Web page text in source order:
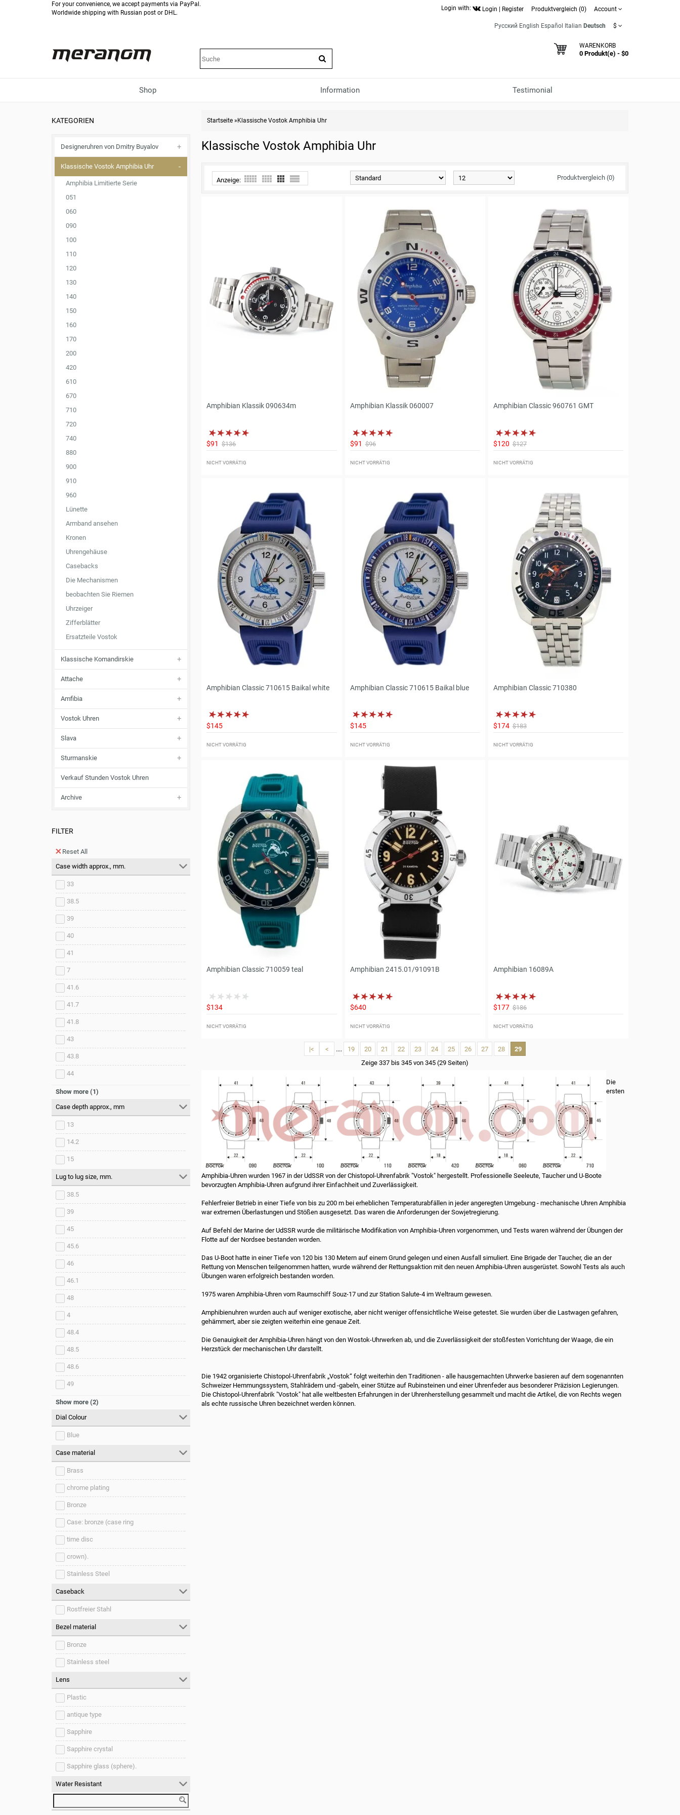
For your convenience, we accept payments via PayPal.
Worldwide shipping with Russian post or DHL.
Login with: Login Register Produktvergleich (0) Account
Русский English Español Italian Deutsch $
WARENKORB
0 Produkt(e) - $0
Shop Information Testimonial
KATEGORIEN
Designeruhren von Dmitry Buyalov
Klassische Vostok Amphibia Uhr
Amphibia Limitierte Serie
051
060
090
100
110
120
130
140
150
160
170
200
420
610
670
710
720
740
880
900
910
960
Lünette
Armband ansehen
Kronen
Uhrengehäuse
Casebacks
Die Mechanismen
beobachten Sie Riemen
Uhrzeiger
Zifferblätter
Ersatzteile Vostok
Klassische Komandirskie
Attache
Amfibia
Vostok Uhren
Slava
Sturmanskie
Verkauf Stunden Vostok Uhren
Archive
FILTER
Reset All
Case width approx., mm.
33
38.5
39
40
41
7
41.6
41.7
41.8
43
43.8
44
44.4
Show more (1)
Case depth approx., mm
13
14.2
15
Lug to lug size, mm.
38.5
39
45
45.6
46
46.1
48
4
48.4
48.5
48.6
49
49.3
50
Show more (2)
Dial Colour
Blue
Case material
Brass
chrome plating
Bronze
Case: bronze (case ring
time disc
crown).
Stainless Steel
Caseback
Rostfreier Stahl
Bezel material
Bronze
Stainless steel
Lens
Plastic
antique type
Sapphire
Sapphire crystal
Sapphire glass (sphere).
Water Resistant
Startseite » Klassische Vostok Amphibia Uhr
Klassische Vostok Amphibia Uhr
Anzeige: Produktvergleich (0)
Amphibian Klassik 090634m
$91 $136
NICHT VORRÄTIG
Amphibian Klassik 060007
$91 $96
NICHT VORRÄTIG
Amphibian Classic 960761 GMT
$120 $127
NICHT VORRÄTIG
Amphibian Classic 710615 Baikal white
$145
NICHT VORRÄTIG
Amphibian Classic 710615 Baikal blue
$145
NICHT VORRÄTIG
Amphibian Classic 710380
$174 $183
NICHT VORRÄTIG
Amphibian Classic 710059 teal
$134
NICHT VORRÄTIG
Amphibian 2415.01/91091B
$640
NICHT VORRÄTIG
Amphibian 16089A
$177 $186
NICHT VORRÄTIG
|< < .... 19 20 21 22 23 24 25 26 27 28
29
Zeige 337 bis 345 von 345 (29 Seiten)
Die
ersten
Amphibia-Uhren wurden 1967 in der UdSSR von der Chistopol-Uhrenfabrik "Vostok" hergestellt. Professionelle Seeleute, Taucher und U-Boote
bevorzugten Amphibia-Uhren aufgrund ihrer Einfachheit und Zuverlässigkeit.
Fehlerfreier Betrieb in einer Tiefe von bis zu 200 m bei erheblichen Temperaturabfällen in jeder angeregten Umgebung - mechanische Uhren Amphibia
war extremen Überlastungen und Stößen ausgesetzt. Das waren die Anforderungen der Sowjetregierung.
Auf Befehl der Marine der UdSSR wurde die militärische Modifikation von Amphibia-Uhren vorgenommen, und Tests waren während der Übungen der
Flotte auf der Nordsee bestanden worden.
Das U-Boot hatte in einer Tiefe von 120 bis 130 Metern auf einem Grund gelegen und einen Ausfall simuliert. Eine Brigade der Taucher, die an der
Rettung von Menschen teilgenommen hatten, wurde während der Rettungsaktion mit den neuen Amphibia-Uhren ausgerüstet. Sowohl Tests als auch
Übungen waren erfolgreich bestanden worden.
1975 waren Amphibia-Uhren vom Raumschiff Souz-17 und zur Station Salute-4 im Weltraum gewesen.
Amphibienuhren wurden auch auf weniger exotische, aber nicht weniger offensichtliche Weise getestet. Sie wurden über die Lastwagen gefahren,
gehämmert, aber sie zeigten weiterhin eine genaue Zeit.
Die Genauigkeit der Amphibia-Uhren hängt von den Wostok-Uhrwerken ab, und die Zuverlässigkeit der stoßfesten Vorrichtung der Waage, die ein
Herzstück der mechanischen Uhr darstellt.
Die 1942 organisierte Chistopol-Uhrenfabrik „Vostok“ folgt weiterhin den Traditionen - alle hausgemachten Uhrwerke basieren auf dem sogenannten
Schweizer Hemmungssystem, Stahlrädern und -gabeln, einer Stütze auf Rubinsteinen und einer Uhrenfeder aus besonderer Präzision Legierungen.
Die Chistopol-Uhrenfabrik "Vostok" hat alle weltbesten Erfahrungen in der Uhrenherstellung gesammelt und macht die Artikel, die von Rechts wegen
als echte russische Uhren bezeichnet werden können.